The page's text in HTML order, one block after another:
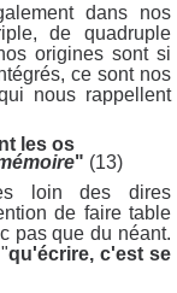
dans nos
de quadruple
origines sont si
ce sont nos
nous rappellent
les os
" (13)
loin des dires
de faire table
pas que du néant.
qu'écrire, c'est se